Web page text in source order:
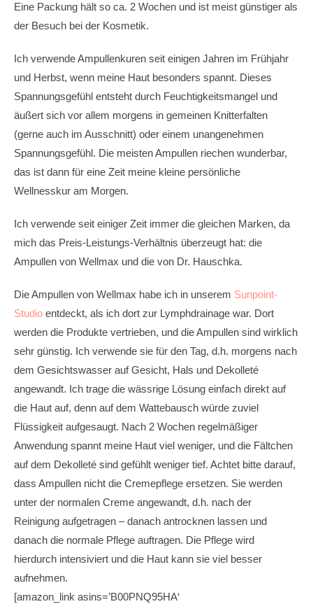
Eine Packung hält so ca. 2 Wochen und ist meist günstiger als
der Besuch bei der Kosmetik.
Ich verwende Ampullenkuren seit einigen Jahren im Frühjahr
und Herbst, wenn meine Haut besonders spannt. Dieses
Spannungsgefühl entsteht durch Feuchtigkeitsmangel und
äußert sich vor allem morgens in gemeinen Knitterfalten
(gerne auch im Ausschnitt) oder einem unangenehmen
Spannungsgefühl. Die meisten Ampullen riechen wunderbar,
das ist dann für eine Zeit meine kleine persönliche
Wellnesskur am Morgen.
Ich verwende seit einiger Zeit immer die gleichen Marken, da
mich das Preis-Leistungs-Verhältnis überzeugt hat: die
Ampullen von Wellmax und die von Dr. Hauschka.
Die Ampullen von Wellmax habe ich in unserem Sunpoint-
Studio entdeckt, als ich dort zur Lymphdrainage war. Dort
werden die Produkte vertrieben, und die Ampullen sind wirklich
sehr günstig. Ich verwende sie für den Tag, d.h. morgens nach
dem Gesichtswasser auf Gesicht, Hals und Dekolleté
angewandt. Ich trage die wässrige Lösung einfach direkt auf
die Haut auf, denn auf dem Wattebausch würde zuviel
Flüssigkeit aufgesaugt. Nach 2 Wochen regelmäßiger
Anwendung spannt meine Haut viel weniger, und die Fältchen
auf dem Dekolleté sind gefühlt weniger tief. Achtet bitte darauf,
dass Ampullen nicht die Cremepflege ersetzen. Sie werden
unter der normalen Creme angewandt, d.h. nach der
Reinigung aufgetragen – danach antrocknen lassen und
danach die normale Pflege auftragen. Die Pflege wird
hierdurch intensiviert und die Haut kann sie viel besser
aufnehmen.
[amazon_link asins=’B00PNQ95HA‘